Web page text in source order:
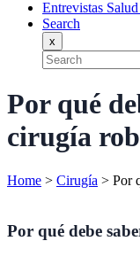
Entrevistas
Search
x
Por qué
cirugía
Home > Cirugía > Por
Por qué debe